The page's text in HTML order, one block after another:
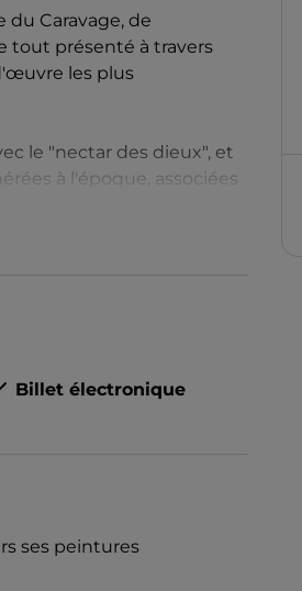
Caravage, de
tout présenté à travers
les plus
le "nectar des dieux", et
à l'époque, associées
Billet électronique
ses peintures